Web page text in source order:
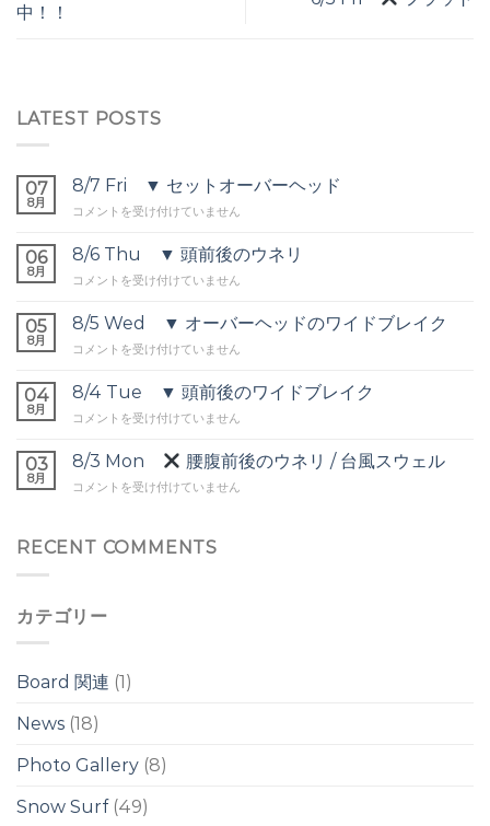
中！！
LATEST POSTS
07
8月
8/7 Fri ▼ セットオーバーヘッド
8/7
▼
ッ
オ
バ
ヘ
ッ
は
コメントを受け付けていません
06
8月
8/6 Thu ▼ 頭前後のウネリ
8/6
▼
前
の
ネ
は
コメントを受け付けていません
05
8月
8/5 Wed ▼ オーバーヘッドのワイドブレイク
8/5
▼
ー
ー
ッ
ワ
ブ
レ
は
コメントを受け付けていません
04
8月
8/4 Tue ▼ 頭前後のワイドブレイク
8/4
▼
前
ワ
レ
は
コメントを受け付けていません
03
8月
8/3 Mon 腰腹前後のウネリ / 台風スウェル
8/3
腰
の
リ
/
風
ウ
ル
コメントを受け付けていません
RECENT COMMENTS
カテゴリー
Board 関連 (1)
News (18)
Photo Gallery (8)
Snow Surf(49)